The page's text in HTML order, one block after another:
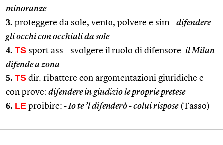
minoranze
3. proteggere da sole, vento, polvere e sim.: difendere
gli occhi con occhiali da sole
4. TS sport ass.: svolgere il ruolo di difensore: il Milan
difende a zona
5. TS dir. ribattere con argomentazioni giuridiche e
con prove: difendere in giudizio le proprie pretese
6. LE proibire: - Io te ’l difenderò - colui rispose(Tasso)